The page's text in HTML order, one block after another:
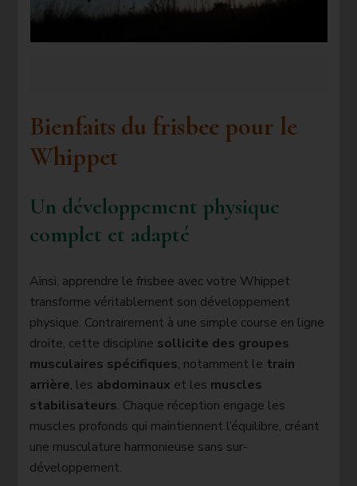
Bienfaits du frisbee pour le
Whippet
Un développement physique
complet et adapté
Ainsi, apprendre le frisbee avec votre Whippet
transforme véritablement son développement
physique. Contrairement à une simple course en ligne
droite, cette discipline sollicite des groupes
musculaires spécifiques, notamment le train
arrière, les abdominaux et les muscles
stabilisateurs. Chaque réception engage les
muscles profonds qui maintiennent l’équilibre, créant
une musculature harmonieuse sans sur-
développement.